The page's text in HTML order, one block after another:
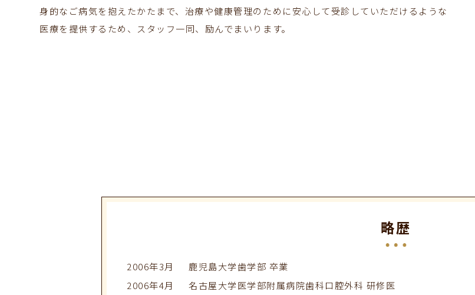
身的なご病気を抱えたかたまで、治療や健康管理のために安心して受診していただけるような
医療を提供するため、スタッフ一同、励んでまいります。
略歴
2006年3月
鹿児島大学歯学部 卒業
2006年4月
名古屋大学医学部附属病院歯科口腔外科 研修医